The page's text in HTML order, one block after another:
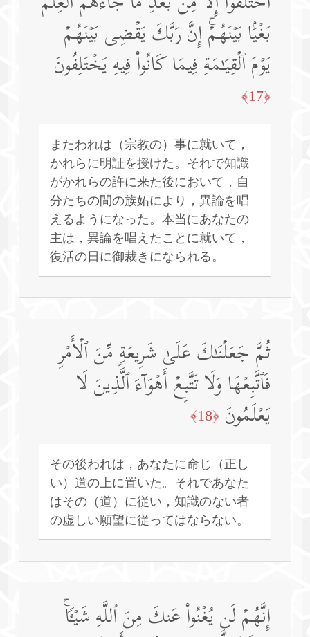
بَغۡیَۢا بَیۡنَهُمۡۚ إِنَّ رَبَّكَ یَقۡضِی بَیۡنَهُمۡ
یَوۡمَ ٱلۡقِیَـٰمَةِ فِیمَا كَانُوا۟ فِیهِ یَخۡتَلِفُونَ
﴿17﴾
またわれは（宗教の）事に就いて，
かれらに明証を授けた。それで知識
がかれらの許に来た後において，自
分たちの間の族妬により，異論を唱
えるようになった。本当にあなたの
主は，異論を唱えたことに就いて，
復活の日に御裁きになられる。
ثُمَّ جَعَلۡنَـٰكَ عَلَىٰ شَرِیعَةࣲ مِّنَ ٱلۡأَمۡرِ
فَٱتَّبِعۡهَا وَلَا تَتَّبِعۡ أَهۡوَاۤءَ ٱلَّذِینَ لَا
یَعۡلَمُونَ ﴿18﴾
その後われは，あなたに命じ（正し
い）道の上に置いた。それであなた
はその（道）に従い，知識のない者
の虚しい願望に従ってはならない。
إِنَّهُمۡ لَن یُغۡنُوا۟ عَنكَ مِنَ ٱللَّهِ شَیۡـࣰٔاۚ